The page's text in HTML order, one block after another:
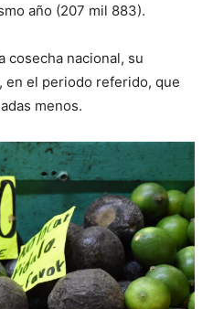
año (207 mil 883).
cosecha nacional, su
en el periodo referido, que
menos.